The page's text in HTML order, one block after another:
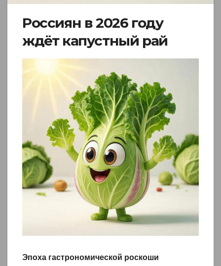
Россиян в 2026 году
ждёт капустный рай
Эпоха гастрономической роскоши